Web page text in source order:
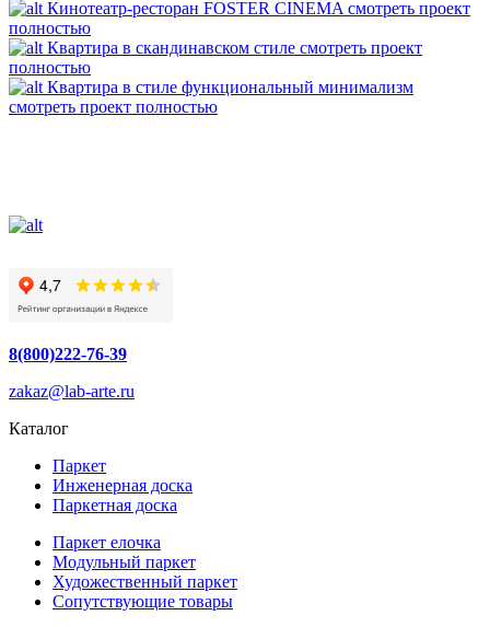
Кинотеатр-ресторан FOSTER CINEMA смотреть проект
полностью
Квартира в скандинавском стиле смотреть проект
полностью
Квартира в стиле функциональный минимализм
смотреть проект полностью
8(800)222-76-39
zakaz@lab-arte.ru
Каталог
Паркет
Инженерная доска
Паркетная доска
Паркет елочка
Модульный паркет
Художественный паркет
Сопутствующие товары